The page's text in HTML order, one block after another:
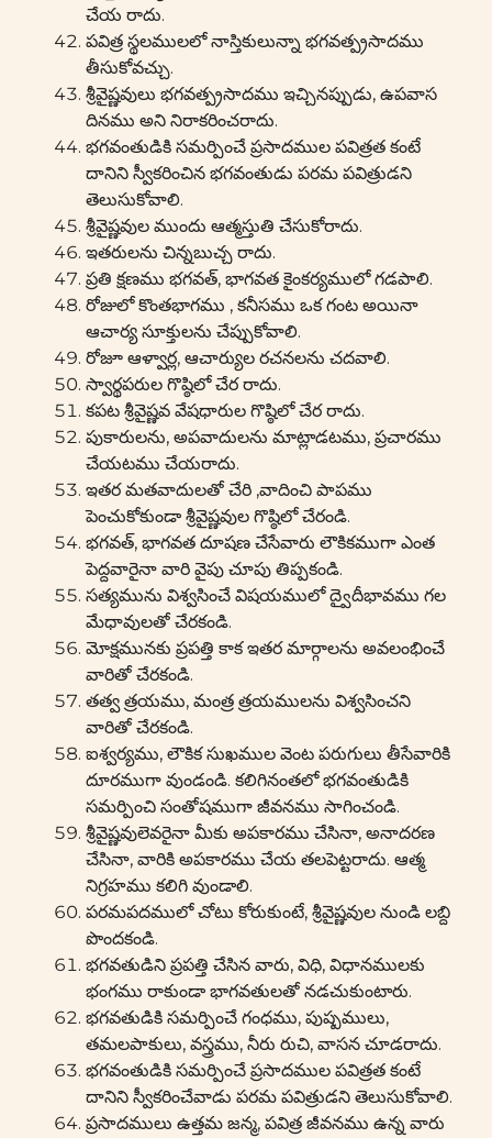
చేయ రాదు.
పవిత్ర స్థలములలో నాస్తికులున్నా భగవత్ప్రసాదము
తీసుకోవచ్చు.
శ్రీవైష్ణవులు భగవత్ప్రసాదము ఇచ్చినప్పుడు, ఉపవాస
దినము అని నిరాకరించరాదు.
భగవంతుడికి సమర్పించే ప్రసాదముల పవిత్రత కంటే
దానిని స్వీకరించిన భగవంతుడు పరమ పవిత్రుడని
తెలుసుకోవాలి.
శ్రీవైష్ణవుల ముందు ఆత్మస్తుతి చేసుకోరాదు.
ఇతరులను చిన్నబుచ్చ రాదు.
ప్రతి క్షణము భగవత్, భాగవత కైంకర్యములో గడపాలి.
రోజులో కొంతభాగము , కనీసము ఒక గంట అయినా
ఆచార్య సూక్తులను చేప్పుకోవాలి.
రోజూ ఆళ్వార్ల, ఆచార్యుల రచనలను చదవాలి.
స్వార్థపరుల గొష్ఠిలో చేర రాదు.
కపట శ్రీవైష్ణవ వేషధారుల గొష్ఠిలో చేర రాదు.
పుకారులను, అపవాదులను మాట్లాడటము, ప్రచారము
చేయటము చేయరాదు.
ఇతర మతవాదులతో చేరి ,వాదించి పాపము
పెంచుకోకుండా శ్రీవైష్ణవుల గొష్ఠిలో చేరండి.
భగవత్, భాగవత దూషణ చేసేవారు లౌకికముగా ఎంత
పెద్దవారైనా వారి వైపు చూపు తిప్పకండి.
సత్యమును విశ్వసించే విషయములో ద్వైదీభావము గల
మేధావులతో చేరకండి.
మోక్షమునకు ప్రపత్తి కాక ఇతర మార్గాలను అవలంభించే
వారితో చేరకండి.
తత్వ త్రయము, మంత్ర త్రయములను విశ్వసించని
వారితో చేరకండి.
ఐశ్వర్యము, లౌకిక సుఖముల వెంట పరుగులు తీసేవారికి
దూరముగా వుండండి. కలిగినంతలో భగవంతుడికి
సమర్పించి సంతోషముగా జీవనము సాగించండి.
శ్రీవైష్ణవులెవరైనా మీకు అపకారము చేసినా, అనాదరణ
చేసినా, వారికి అపకారము చేయ తలపెట్టరాదు. ఆత్మ
నిగ్రహము కలిగి వుండాలి.
పరమపదములో చోటు కోరుకుంటే, శ్రీవైష్ణవుల నుండి లబ్ది
పొందకండి.
భగవతుడిని ప్రపత్తి చేసిన వారు, విధి, విధానములకు
భంగము రాకుండా భాగవతులతో నడచుకుంటారు.
భగవతుడికి సమర్పించే గంధము, పుష్పములు,
తమలపాకులు, వస్త్రము, నీరు రుచి, వాసన చూడరాదు.
భగవంతుడికి సమర్పించే ప్రసాదముల పవిత్రత కంటే
దానిని స్వీకరించేవాడు పరమ పవిత్రుడని తెలుసుకోవాలి.
ప్రసాదములు ఉత్తమ జన్మ, పవిత్ర జీవనము ఉన్న వారు